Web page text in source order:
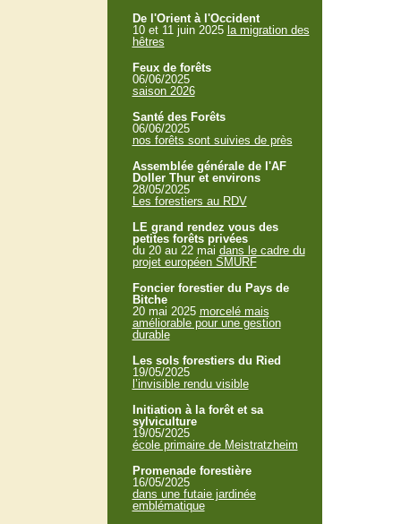
De l'Orient à l'Occident
10 et 11 juin 2025 la migration des
hêtres
Feux de forêts
06/06/2025
saison 2026
Santé des Forêts
06/06/2025
nos forêts sont suivies de près
Assemblée générale de l'AF
Doller Thur et environs
28/05/2025
Les forestiers au RDV
LE grand rendez vous des
petites forêts privées
du 20 au 22 mai dans le cadre du
projet européen SMURF
Foncier forestier du Pays de
Bitche
20 mai 2025 morcelé mais
améliorable pour une gestion
durable
Les sols forestiers du Ried
19/05/2025
l’invisible rendu visible
Initiation à la forêt et sa
sylviculture
19/05/2025
école primaire de Meistratzheim
Promenade forestière
16/05/2025
dans une futaie jardinée
emblématique